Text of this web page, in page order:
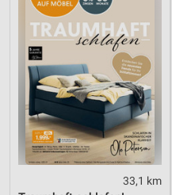
33,1 km
Nicht-IAB-Verarbeitungszwecke:
Notwendig
Performance
Funktional
Werbung